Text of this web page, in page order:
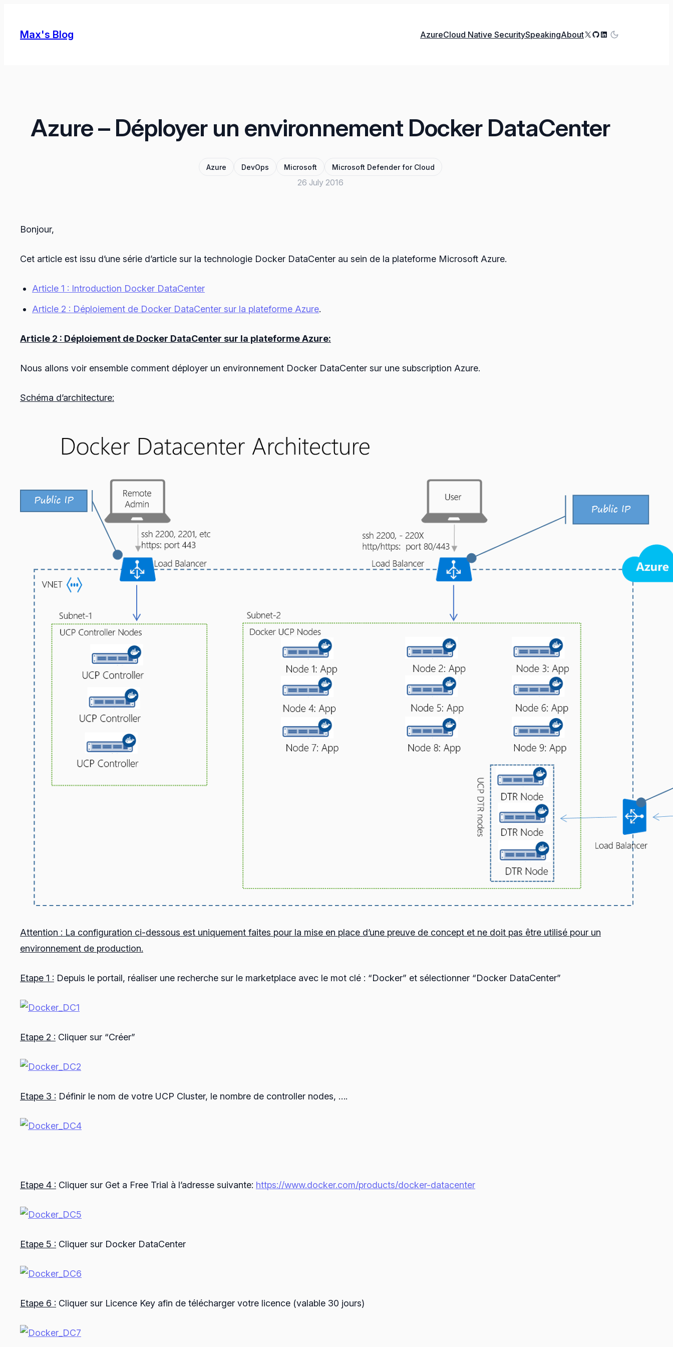
content
Max's Blog AzureCloud Native SecuritySpeakingAboutX GitHub
LinkedIn
Azure – Déployer un environnement Docker DataCenter
Azure DevOps Microsoft Microsoft Defender for Cloud
26 July 2016
Bonjour,
Cet article est issu d’une série d’article sur la technologie Docker DataCenter au sein de la plateforme Microsoft Azure.
Article 1 : Introduction Docker DataCenter
Article 2 : Déploiement de Docker DataCenter sur la plateforme Azure.
Article 2 : Déploiement de Docker DataCenter sur la plateforme Azure:
Nous allons voir ensemble comment déployer un environnement Docker DataCenter sur une subscription Azure.
Schéma d’architecture:
Attention : La configuration ci-dessous est uniquement faites pour la mise en place d’une preuve de concept et ne doit pas être utilisé pour un
environnement de production.
Etape 1 : Depuis le portail, réaliser une recherche sur le marketplace avec le mot clé : “Docker” et sélectionner “Docker DataCenter”
Etape 2 : Cliquer sur “Créer”
Etape 3 : Définir le nom de votre UCP Cluster, le nombre de controller nodes, ….
Etape 4 : Cliquer sur Get a Free Trial à l’adresse suivante: https://www.docker.com/products/docker-datacenter
Etape 5 : Cliquer sur Docker DataCenter
Etape 6 : Cliquer sur Licence Key afin de télécharger votre licence (valable 30 jours)